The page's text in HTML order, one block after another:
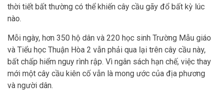
thời tiết bất thường có thể khiến cây cầu gãy đổ bất kỳ lúc
nào.
Mỗi ngày, hơn 350 hộ dân và 220 học sinh Trường Mẫu giáo
và Tiểu học Thuận Hòa 2 vẫn phải qua lại trên cây cầu này,
bất chấp hiểm nguy rình rập. Vì ngân sách hạn chế, việc thay
mới một cây cầu kiên cố vẫn là mong ước của địa phương
và người dân.